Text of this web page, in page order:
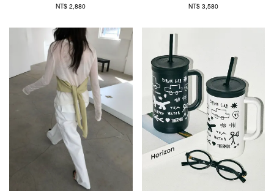
NT$ 2,880 NT$ 3,580